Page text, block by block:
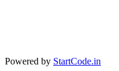
Powered by StartCode.in